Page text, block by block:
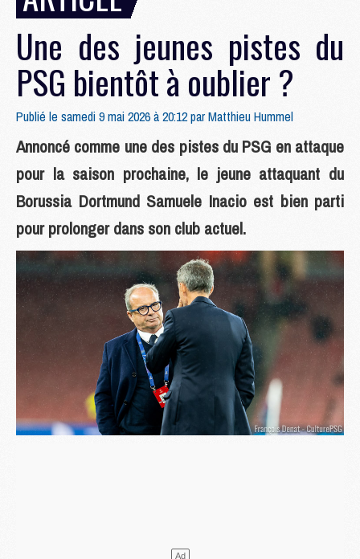
Une des jeunes pistes du
PSG bientôt à oublier ?
Publié le samedi 9 mai 2026 à 20:12 parMatthieu Hummel
Annoncé comme une des pistes du PSG en attaque
pour la saison prochaine, le jeune attaquant du
Borussia Dortmund Samuele Inacio est bien parti
pour prolonger dans son club actuel.